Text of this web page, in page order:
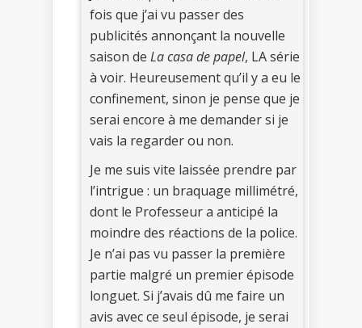
fois que j’ai vu passer des
publicités annonçant la nouvelle
saison de La casa de papel, LA série
à voir. Heureusement qu’il y a eu le
confinement, sinon je pense que je
serai encore à me demander si je
vais la regarder ou non.
Je me suis vite laissée prendre par
l’intrigue : un braquage millimétré,
dont le Professeur a anticipé la
moindre des réactions de la police.
Je n’ai pas vu passer la première
partie malgré un premier épisode
longuet. Si j’avais dû me faire un
avis avec ce seul épisode, je serai